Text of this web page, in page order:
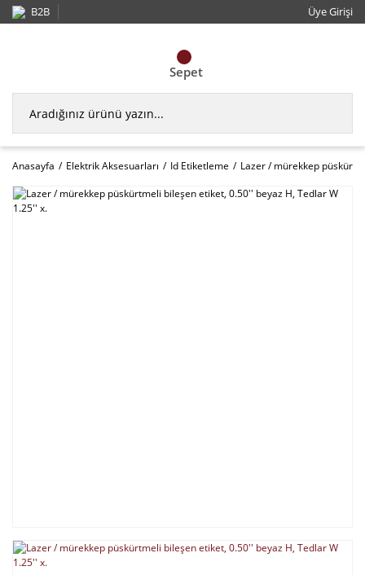
B2B Üye Girişi
Sepet
Anasayfa Elektrik Aksesuarları Id Etiketleme Lazer / mürekkep